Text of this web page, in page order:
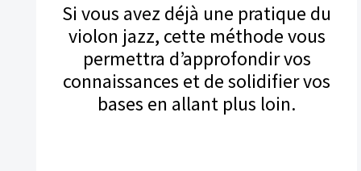
Si vous avez déjà une pratique du
violon jazz, cette méthode vous
permettra d’approfondir vos
connaissances et de solidifier vos
bases en allant plus loin.